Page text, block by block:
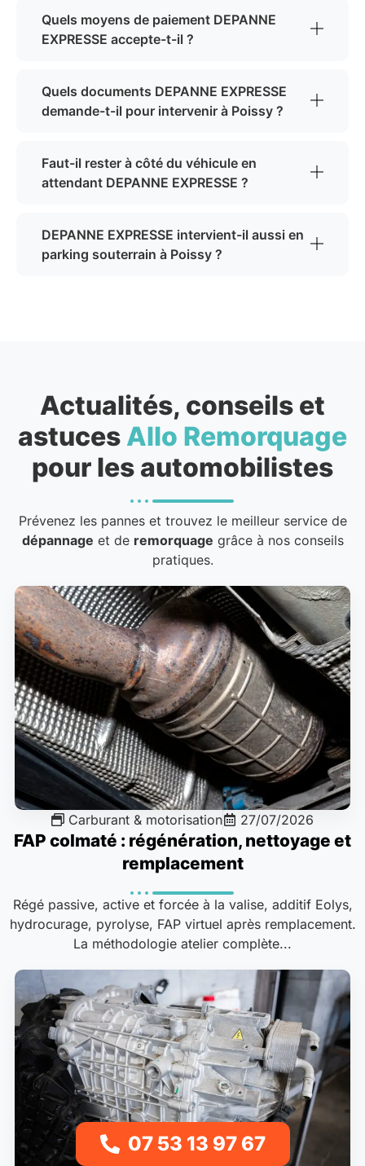
Quels moyens de paiement DEPANNE
EXPRESSE accepte-t-il ?
Quels documents DEPANNE EXPRESSE
demande-t-il pour intervenir à Poissy ?
Faut-il rester à côté du véhicule en
attendant DEPANNE EXPRESSE ?
DEPANNE EXPRESSE intervient-il aussi en
parking souterrain à Poissy ?
Actualités, conseils et
astuces Allo Remorquage
pour les automobilistes
Prévenez les pannes et trouvez le meilleur service de
dépannage et de remorquage grâce à nos conseils
pratiques.
Carburant & motorisation 27/07/2026
FAP colmaté : régénération, nettoyage et
remplacement
Régé passive, active et forcée à la valise, additif Eolys,
hydrocurage, pyrolyse, FAP virtuel après remplacement.
La méthodologie atelier complète...
07 53 13 97 67